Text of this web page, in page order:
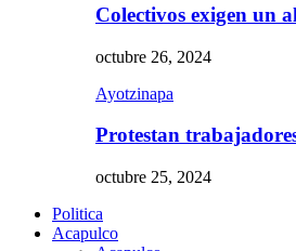
Colectivos exigen un
octubre 26, 2024
Ayotzinapa
Protestan
octubre 25, 2024
Politica
Acapulco